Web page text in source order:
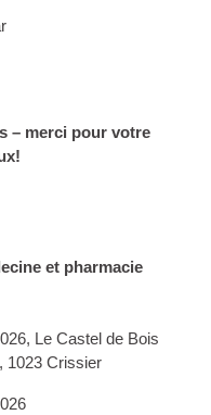
– merci pour votre
et pharmacie
Le Castel de Bois
1023 Crissier